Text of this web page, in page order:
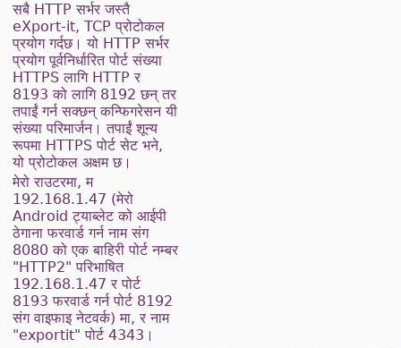
सबै HTTP सर्भर जस्तै
eXport-it, TCP प्रोटोकल
प्रयोग गर्दछ। यो HTTP सर्भर
प्रयोग पूर्वनिर्धारित पोर्ट संख्या
HTTPS लागि HTTP र
8193 को लागि 8192 छन् तर
तपाईं गर्न सक्छन् कन्फिगरेसन यी
संख्या परिमार्जन। तपाईं शून्य
रूपमा HTTPS पोर्ट सेट भने,
यो प्रोटोकल अक्षम छ।
मेरो राउटरमा, म
192.168.1.47 (मेरो
Android ट्याब्लेट को आईपी
ठेगाना फरवार्ड गर्न नाम संग
8080 को एक बाहिरी पोर्ट नम्बर
"HTTP2" परिभाषित
192.168.1.47 र पोर्ट
8193 फरवार्ड गर्न पोर्ट 8192
संग वाइफाइ नेटवर्क) मा, र नाम
"exportit" पोर्ट 4343।